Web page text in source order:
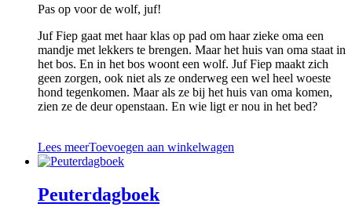
Pas op voor de wolf, juf!
Juf Fiep gaat met haar klas op pad om haar zieke oma een
mandje met lekkers te brengen. Maar het huis van oma staat in
het bos. En in het bos woont een wolf. Juf Fiep maakt zich
geen zorgen, ook niet als ze onderweg een wel heel woeste
hond tegenkomen. Maar als ze bij het huis van oma komen,
zien ze de deur openstaan. En wie ligt er nou in het bed?
Lees meerToevoegen aan winkelwagen
Peuterdagboek